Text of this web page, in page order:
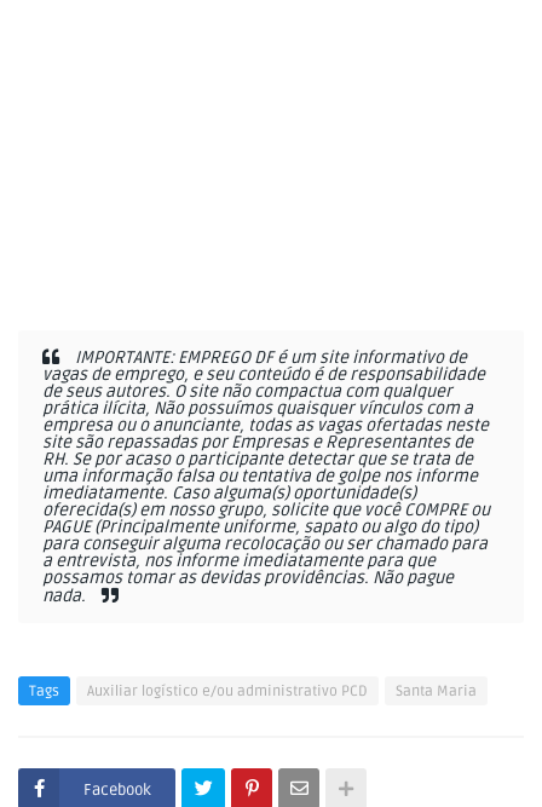
IMPORTANTE: EMPREGO DF é um site informativo de
vagas de emprego, e seu conteúdo é de responsabilidade
de seus autores. O site não compactua com qualquer
prática ilícita, Não possuímos quaisquer vínculos com a
empresa ou o anunciante, todas as vagas ofertadas neste
site são repassadas por Empresas e Representantes de
RH. Se por acaso o participante detectar que se trata de
uma informação falsa ou tentativa de golpe nos informe
imediatamente. Caso alguma(s) oportunidade(s)
oferecida(s) em nosso grupo, solicite que você COMPRE ou
PAGUE (Principalmente uniforme, sapato ou algo do tipo)
para conseguir alguma recolocação ou ser chamado para
a entrevista, nos informe imediatamente para que
possamos tomar as devidas providências. Não pague
nada.
Tags Auxiliar logístico e/ou administrativo PCD Santa Maria
Facebook